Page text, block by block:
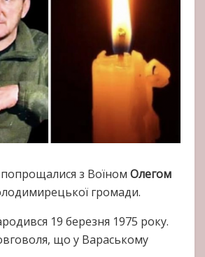
з Воїном Олегом
громади.
19 березня 1975 року.
що у Вараському